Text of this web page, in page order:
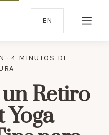
EN
· 4 MINUTOS DE
Retiro
Yoga